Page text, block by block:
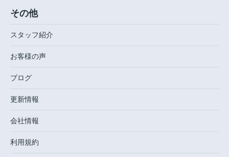
その他
スタッフ紹介
お客様の声
ブログ
更新情報
会社情報
利用規約